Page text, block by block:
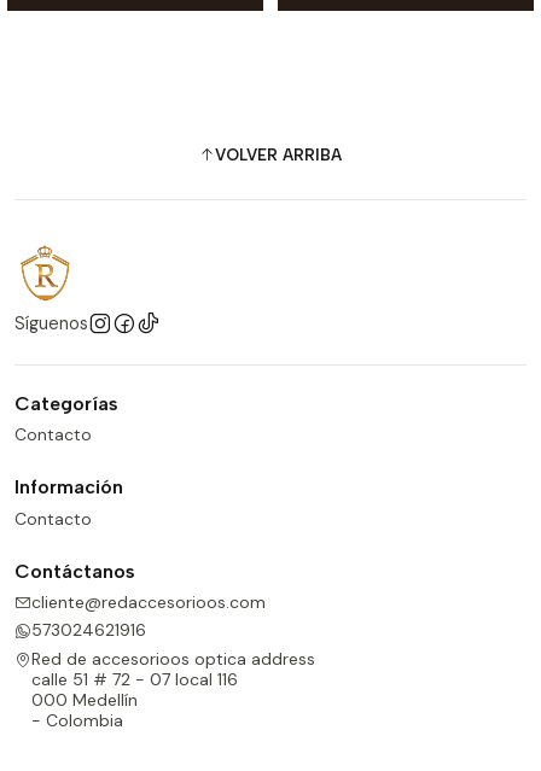
VOLVER ARRIBA
Síguenos
Categorías
Contacto
Información
Contacto
Contáctanos
cliente@redaccesorioos.com
573024621916
Red de accesorioos optica address
calle 51 # 72 - 07 local 116
000 Medellín
- Colombia